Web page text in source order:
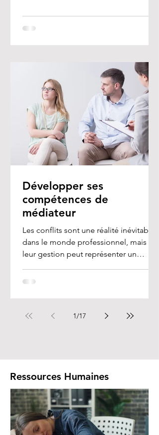
Développer ses
compétences de
médiateur
Les conflits sont une réalité inévitable
dans le monde professionnel, mais
leur gestion peut représenter un
1/17
Ressources Humaines